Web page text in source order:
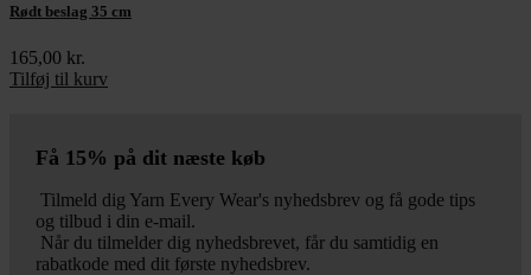
Rødt beslag 35 cm
165,00 kr.
Tilføj til kurv
Få 15% på dit næste køb
Tilmeld dig Yarn Every Wear's nyhedsbrev og få gode tips
og tilbud i din e-mail.
Når du tilmelder dig nyhedsbrevet, får du samtidig en
rabatkode med dit første nyhedsbrev.